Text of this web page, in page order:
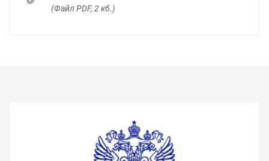
(Файл PDF, 2 кб.)